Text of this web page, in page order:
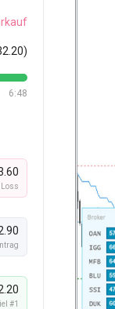
6:48
Loss
#1